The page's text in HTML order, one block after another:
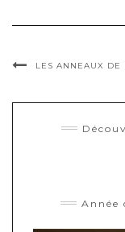
LES ANNEAUX DE
Année